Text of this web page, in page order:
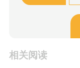
相关阅读